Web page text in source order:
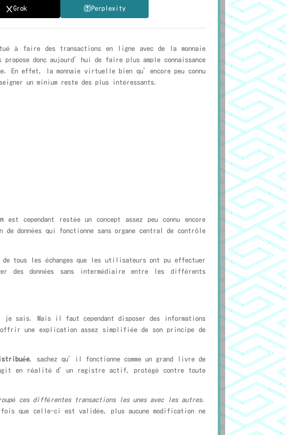
Grok Perplexity
à faire des transactions en ligne avec de la monnaie
donc aujourd’hui de faire plus ample connaissance
En effet, la monnaie virtuelle bien qu’encore peu connu
un minium reste des plus intéressants.
est cependant restée un concept assez peu connu encore
données qui fonctionne sans organe central de contrôle
les échanges que les utilisateurs ont pu effectuer
des données sans intermédiaire entre les différents
je sais. Mais il faut cependant disposer des informations
une explication assez simplifiée de son principe de
, sachez qu’il fonctionne comme un grand livre de
en réalité d’un registre actif, protégé contre toute
ces différentes transactions les unes avec les autres.
que celle-ci est validée, plus aucune modification ne